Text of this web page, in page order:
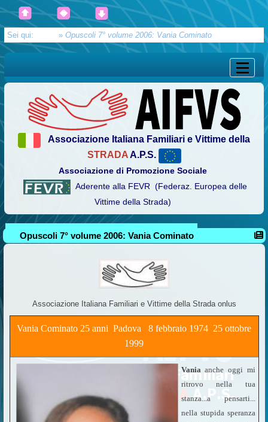
Sei qui: » Opuscoli 7° volume 2006: Vania Cominato
Associazione Italiana Familiari e Vittime della
STRADAA.P.S.
Associazione di Promozione Sociale
Aderente alla FEVR (Federaz. Europea delle
Vittime della Strada)
Opuscoli 7° volume 2006: Vania Cominato
Associazione Italiana Familiari e Vittime della Strada onlus
Vania Cominato 25 anni Padova 8 febbraio 1974  25 ottobre
1999
Vaniaanche oggi mi
ritrovo nella tua
stanza...a pensarti...
nella stupida speranza